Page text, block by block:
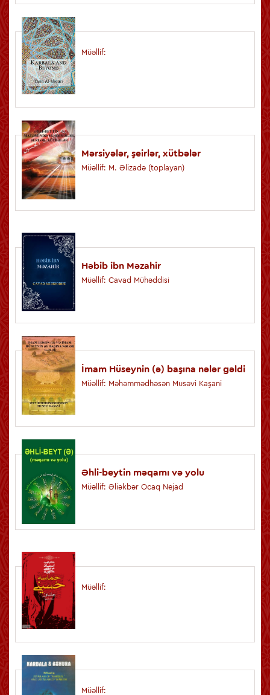
Müəllif:
Mərsiyələr, şeirlər, xütbələr
Müəllif: M. Əlizadə (toplayan)
Həbib ibn Məzahir
Müəllif: Cavad Mühəddisi
İmam Hüseynin (ə) başına nələr gəldi
Müəllif: Məhəmmədhəsən Musəvi Kaşani
Əhli-beytin məqamı və yolu
Müəllif: Əliəkbər Ocaq Nejad
Müəllif:
Müəllif: